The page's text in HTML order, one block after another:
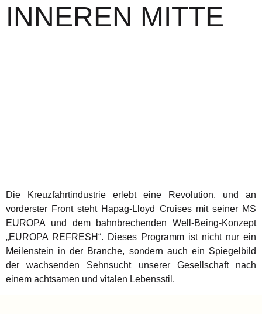
INNEREN MITTE
Die Kreuzfahrtindustrie erlebt eine Revolution, und an
vorderster Front steht Hapag-Lloyd Cruises mit seiner MS
EUROPA und dem bahnbrechenden Well-Being-Konzept
„EUROPA REFRESH“. Dieses Programm ist nicht nur ein
Meilenstein in der Branche, sondern auch ein Spiegelbild
der wachsenden Sehnsucht unserer Gesellschaft nach
einem achtsamen und vitalen Lebensstil.